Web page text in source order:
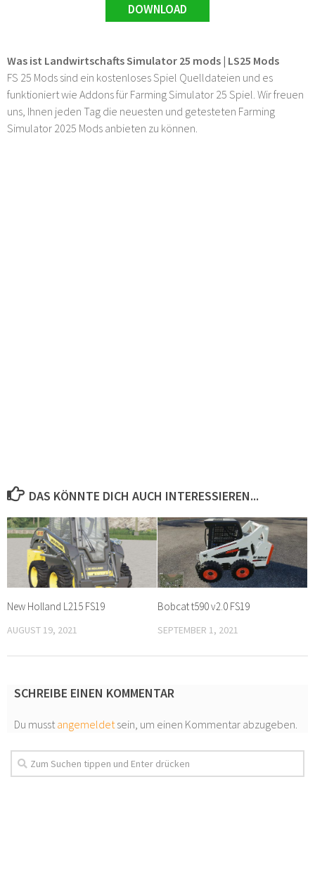
DOWNLOAD
Was ist Landwirtschafts Simulator 25 mods | LS25 Mods
FS 25 Mods sind ein kostenloses Spiel Quelldateien und es
funktioniert wie Addons für Farming Simulator 25 Spiel. Wir freuen
uns, Ihnen jeden Tag die neuesten und getesteten Farming
Simulator 2025 Mods anbieten zu können.
DAS KÖNNTE DICH AUCH INTERESSIEREN...
New Holland L215 FS19
AUGUST 19, 2021
Bobcat t590 v2.0 FS19
SEPTEMBER 1, 2021
SCHREIBE EINEN KOMMENTAR
Du musstangemeldetsein, um einen Kommentar abzugeben.